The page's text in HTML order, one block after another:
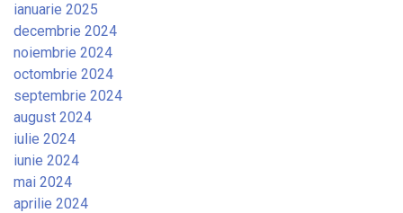
ianuarie 2025
decembrie 2024
noiembrie 2024
octombrie 2024
septembrie 2024
august 2024
iulie 2024
iunie 2024
mai 2024
aprilie 2024